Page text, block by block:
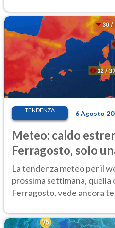
TENDENZA 6 Agosto
Meteo: caldo
Ferragosto, solo
Ecco dove
La tendenza meteo per il
prossima settimana, quella
Ferragosto, vede ancora